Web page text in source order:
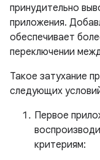
принудительно
приложения.
обеспечивает
переключении
Такое затухание
следующих
Первое
критериям: